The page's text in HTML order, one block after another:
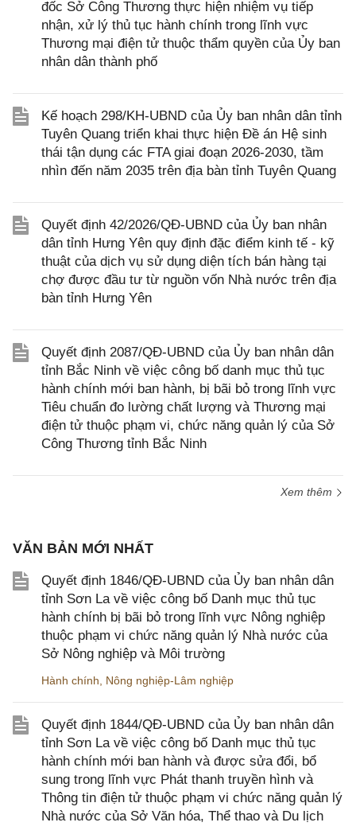
đốc Sở Công Thương thực hiện nhiệm vụ tiếp
nhận, xử lý thủ tục hành chính trong lĩnh vực
Thương mại điện tử thuộc thẩm quyền của Ủy ban
nhân dân thành phố
Kế hoạch 298/KH-UBND của Ủy ban nhân dân tỉnh
Tuyên Quang triển khai thực hiện Đề án Hệ sinh
thái tận dụng các FTA giai đoạn 2026-2030, tầm
nhìn đến năm 2035 trên địa bàn tỉnh Tuyên Quang
Quyết định 42/2026/QĐ-UBND của Ủy ban nhân
dân tỉnh Hưng Yên quy định đặc điểm kinh tế - kỹ
thuật của dịch vụ sử dụng diện tích bán hàng tại
chợ được đầu tư từ nguồn vốn Nhà nước trên địa
bàn tỉnh Hưng Yên
Quyết định 2087/QĐ-UBND của Ủy ban nhân dân
tỉnh Bắc Ninh về việc công bố danh mục thủ tục
hành chính mới ban hành, bị bãi bỏ trong lĩnh vực
Tiêu chuẩn đo lường chất lượng và Thương mại
điện tử thuộc phạm vi, chức năng quản lý của Sở
Công Thương tỉnh Bắc Ninh
Xem thêm
VĂN BẢN MỚI NHẤT
Quyết định 1846/QĐ-UBND của Ủy ban nhân dân
tỉnh Sơn La về việc công bố Danh mục thủ tục
hành chính bị bãi bỏ trong lĩnh vực Nông nghiệp
thuộc phạm vi chức năng quản lý Nhà nước của
Sở Nông nghiệp và Môi trường
Hành chính Nông nghiệp-Lâm nghiệp
Quyết định 1844/QĐ-UBND của Ủy ban nhân dân
tỉnh Sơn La về việc công bố Danh mục thủ tục
hành chính mới ban hành và được sửa đổi, bổ
sung trong lĩnh vực Phát thanh truyền hình và
Thông tin điện tử thuộc phạm vi chức năng quản lý
Nhà nước của Sở Văn hóa, Thể thao và Du lịch